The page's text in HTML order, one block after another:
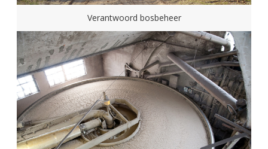
Verantwoord bosbeheer